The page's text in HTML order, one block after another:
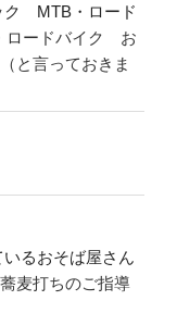
ク MTB・ロード
ロードバイク お
と言っておきま
るおそば屋さん
麦打ちのご指導